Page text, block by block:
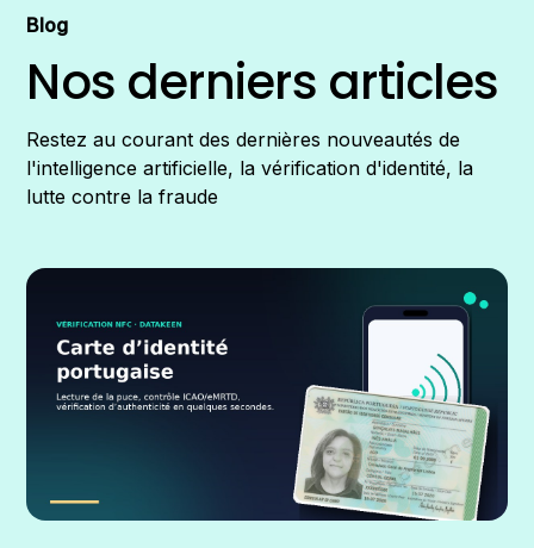
Blog
Nos derniers articles
Restez au courant des dernières nouveautés de
l'intelligence artificielle, la vérification d'identité, la
lutte contre la fraude